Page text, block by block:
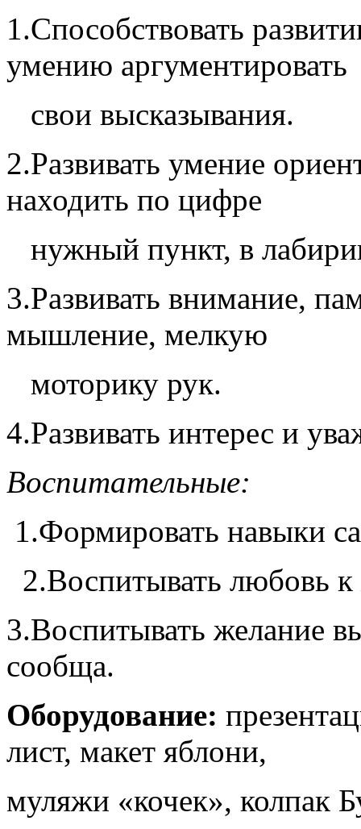
1.Способствовать
умению аргументировать
свои высказывания.
2.Развивать умение
находить по цифре
нужный пункт, в
3.Развивать внимание,
мышление, мелкую
моторику рук.
4.Развивать интерес и
Воспитательные:
1.Формировать навыки
2.Воспитывать любовь к
3.Воспитывать желание
сообща.
Оборудование:
лист, макет яблони,
муляжи «кочек», колпак